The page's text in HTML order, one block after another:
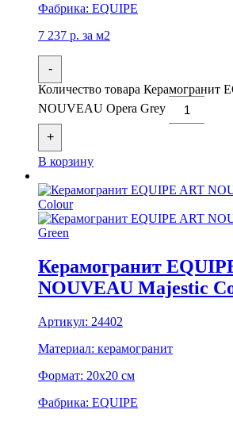
Фабрика: EQUIPE
7 237 р. за м2
-
Количество товара Керамогранит
NOUVEAU Opera Grey
+
В корзину
Керамогранит
NOUVEAU Majestic
Артикул: 24402
Материал: керамогранит
Формат: 20x20 см
Фабрика: EQUIPE